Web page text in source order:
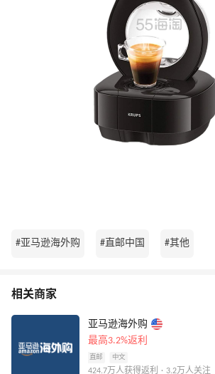
#亚马逊海外购 #直邮中国 #其他
相关商家
亚马逊海外购
最高3.2%返利
直邮 中文
424.7万人获得返利 · 3.2万人关注